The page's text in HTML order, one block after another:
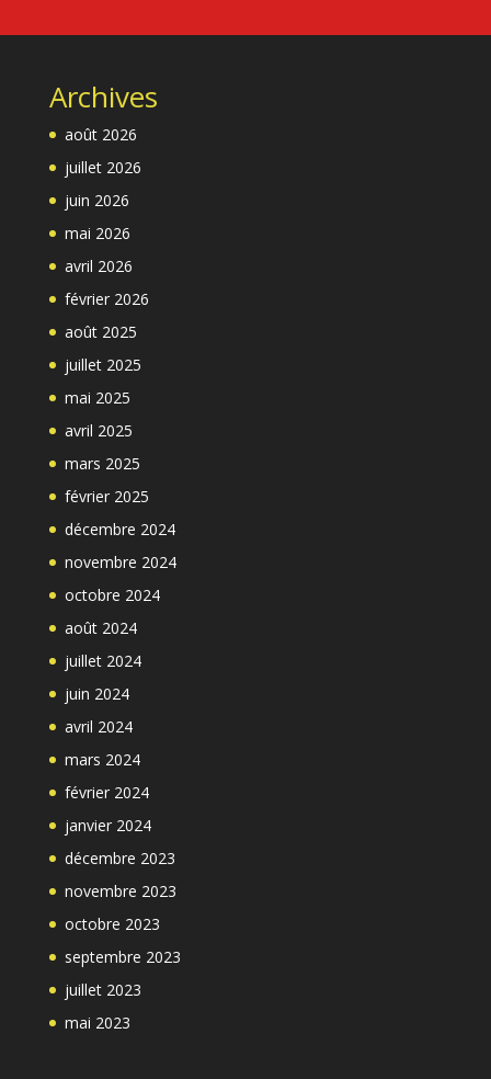
Archives
août 2026
juillet 2026
juin 2026
mai 2026
avril 2026
février 2026
août 2025
juillet 2025
mai 2025
avril 2025
mars 2025
février 2025
décembre 2024
novembre 2024
octobre 2024
août 2024
juillet 2024
juin 2024
avril 2024
mars 2024
février 2024
janvier 2024
décembre 2023
novembre 2023
octobre 2023
septembre 2023
juillet 2023
mai 2023